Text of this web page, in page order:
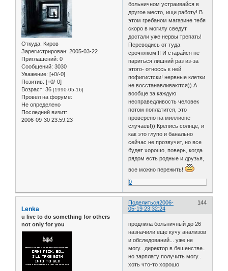
Откуда: Киров
Зарегистрирован: 2005-03-22
Приглашений: 0
Сообщений: 3030
Уважение: [+0/-0]
Позитив: [+0/-0]
Возраст: 36 [1990-05-16]
Провел на форуме:
Не определено
Последний визит:
2006-09-30 23:59:23
больничном устраивайся в
другое место, ищи работу! В
этом гребаном магазине тебя
скоро в могилу сведут
достали уже нервы трепать!
Переводись от туда
срочняком!!! И старайся не
париться лишний раз из-за
этого- относсь к ней
пофигистски! нервные клетки
не восстанавливаются)) А
вообще за каждую
несправедливость человек
потом поплатится, это
проверено на миллионе
случаев!)) Крепись солнце, и
как это глупо и банально
сейчас не прозвучит, но все
будет хорошо, поверь, когда
рядом есть родные и друзья,
все можно пережить!
0
Поделиться 144
2006-
05-19 23:32:24
Lenka
u live to do something for others
not only for you
продлила больничный до 26
назначили еще кучу анализов
и обследований... уже не
могу.. директор в бешенстве..
но зарплату получить могу..
хоть что-то хорошо